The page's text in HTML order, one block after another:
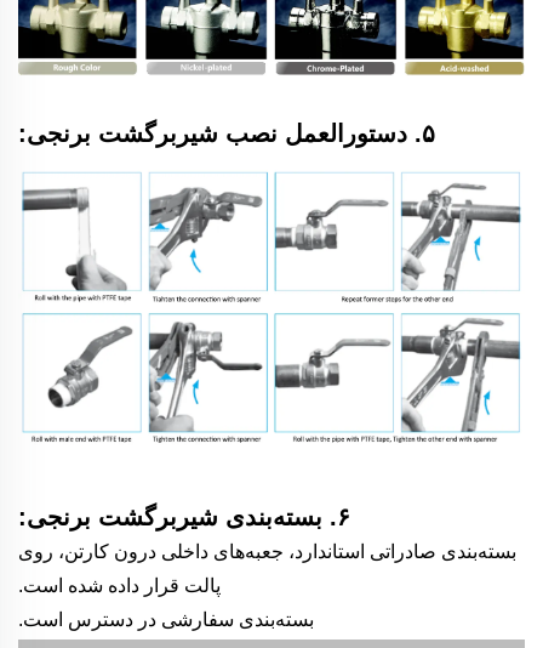
۵. دستورالعمل نصب شیربرگشت برنجی:
۶. بسته‌بندی شیربرگشت برنجی:
بسته‌بندی صادراتی استاندارد، جعبه‌های داخلی درون کارتن، روی
پالت قرار داده شده است.
بسته‌بندی سفارشی در دسترس است.